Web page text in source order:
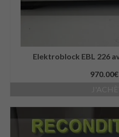
Elektroblock EBL 226
970.00€